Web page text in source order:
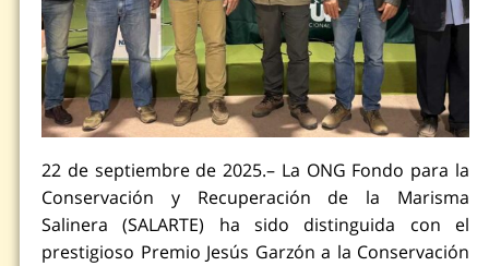
22 de septiembre de 2025.– La ONG Fondo para la
Conservación y Recuperación de la Marisma
Salinera (SALARTE) ha sido distinguida con el
prestigioso Premio Jesús Garzón a la Conservación